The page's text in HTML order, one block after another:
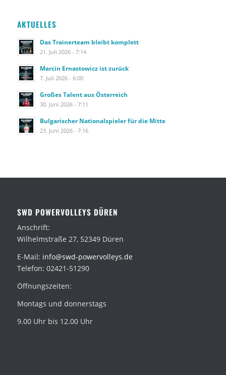
AKTUELLES
Das Trainerteam bleibt komplett
21. Juli 2026 - 7:14
Marcin Ernastowicz ist zurück
7. Juli 2026 - 6:00
Großes Talent aus Österreich
30. Juni 2026 - 7:11
Bulgarischer Nationalspieler für die Mitte
23. Juni 2026 - 7:16
SWD POWERVOLLEYS DÜREN
Anschrift:
Wilhelmstraße 27, 52349 Düren
E-Mail: info@swd-powervolleys.de
Telefon: 02421-51290
Öffnungszeiten:
Montags und donnerstags
9.00 Uhr bis 12.00 Uhr